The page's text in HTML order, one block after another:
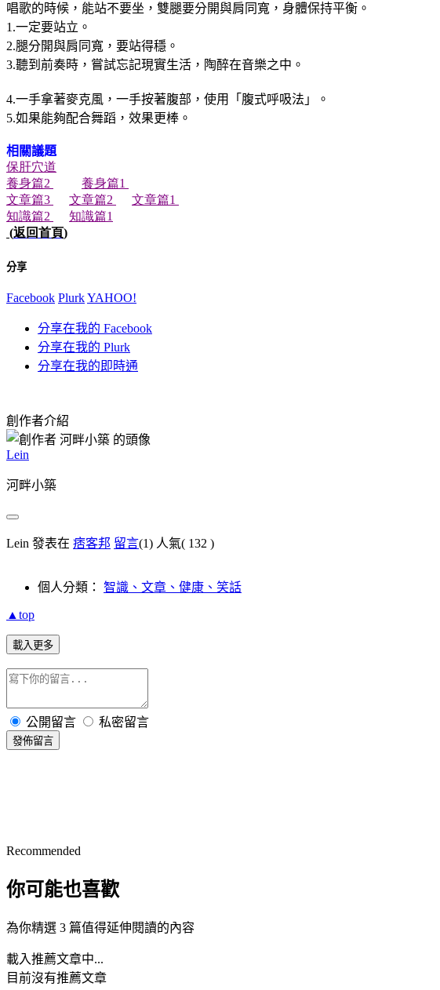
唱歌的時候，能站不要坐，雙腿要分開與肩同寬，身體保持平衡。
1.一定要站立。
2.腿分開與肩同寬，要站得穩。
3.聽到前奏時，嘗試忘記現實生活，陶醉在音樂之中。
4.一手拿著麥克風，一手按著腹部，使用「腹式呼吸法」。
5.如果能夠配合舞蹈，效果更棒。
相關議題
保肝穴道
養身篇2
養身篇1
文章篇3
文章篇2
文章篇1
知識篇2
知識篇1
(返回首頁)
分享
Facebook PlurkYAHOO!
分享在我的 Facebook
分享在我的 Plurk
分享在我的即時通
創作者介紹
Lein
河畔小築
Lein 發表在 痞客邦 留言(1) 人氣( 132 )
個人分類： 智識、文章、健康、笑話
▲top
載入更多
公開留言 私密留言
發佈留言
Recommended
你可能也喜歡
為你精選 3 篇值得延伸閱讀的內容
載入推薦文章中...
目前沒有推薦文章